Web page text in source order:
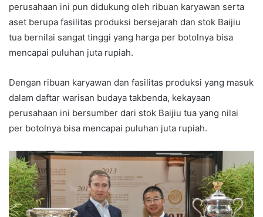
perusahaan ini pun didukung oleh ribuan karyawan serta
aset berupa fasilitas produksi bersejarah dan stok Baijiu
tua bernilai sangat tinggi yang harga per botolnya bisa
mencapai puluhan juta rupiah.
Dengan ribuan karyawan dan fasilitas produksi yang masuk
dalam daftar warisan budaya takbenda, kekayaan
perusahaan ini bersumber dari stok Baijiu tua yang nilai
per botolnya bisa mencapai puluhan juta rupiah.